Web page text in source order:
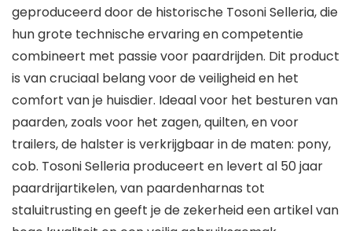
geproduceerd door de historische Tosoni Selleria, die
hun grote technische ervaring en competentie
combineert met passie voor paardrijden. Dit product
is van cruciaal belang voor de veiligheid en het
comfort van je huisdier. Ideaal voor het besturen van
paarden, zoals voor het zagen, quilten, en voor
trailers, de halster is verkrijgbaar in de maten: pony,
cob. Tosoni Selleria produceert en levert al 50 jaar
paardrijartikelen, van paardenharnas tot
staluitrusting en geeft je de zekerheid een artikel van